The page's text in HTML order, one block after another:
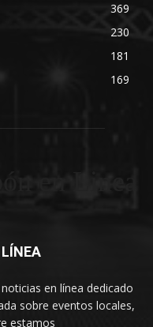
369
230
181
169
en línea dedicado
sobre eventos locales,
estamos